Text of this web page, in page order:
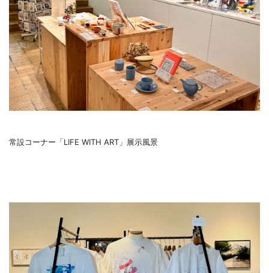
常設コーナー「LIFE WITH ART」展示風景